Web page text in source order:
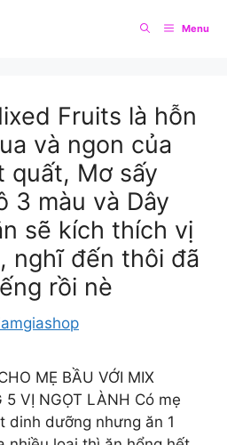
Menu
Fruits là hỗn
và ngon của
quất, Mơ sấy
3 màu và Dây
sẽ kích thích vị
nghĩ đến thôi đã
rồi nè
MẸ BẦU VỚI MIX
5 VỊ NGỌT LÀNH Có mẹ
dinh dưỡng nhưng ăn 1